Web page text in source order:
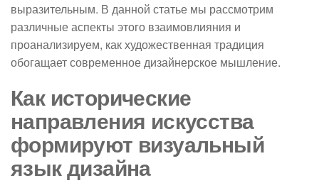
выразительным. В данной статье мы рассмотрим
различные аспекты этого взаимовлияния и
проанализируем, как художественная традиция
обогащает современное дизайнерское мышление.
Как исторические
направления искусства
формируют визуальный
язык дизайна